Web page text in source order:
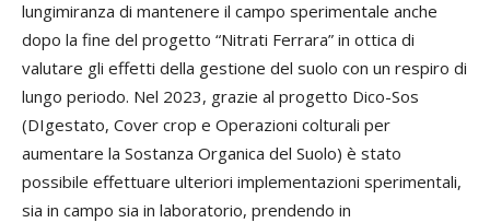
lungimiranza di mantenere il campo sperimentale anche
dopo la fine del progetto “Nitrati Ferrara” in ottica di
valutare gli effetti della gestione del suolo con un respiro di
lungo periodo. Nel 2023, grazie al progetto Dico-Sos
(DIgestato, Cover crop e Operazioni colturali per
aumentare la Sostanza Organica del Suolo) è stato
possibile effettuare ulteriori implementazioni sperimentali,
sia in campo sia in laboratorio, prendendo in